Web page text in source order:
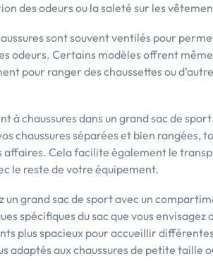
des odeurs ou la saleté sur les
sont souvent ventilés pour
odeurs. Certains modèles offrent
pour ranger des chaussettes ou
à chaussures dans un grand sac de
chaussures séparées et bien rangées,
affaires. Cela facilite également le
le reste de votre équipement.
un grand sac de sport avec un
spécifiques du sac que vous envisagez
plus spacieux pour accueillir
adaptés aux chaussures de petite taille